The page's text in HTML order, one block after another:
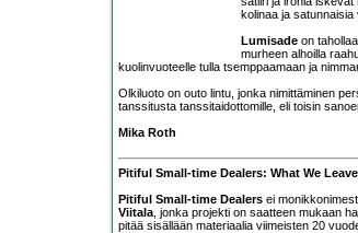
kolinaa ja satunnaisia
Lumisade on
murheen alhoilla
kuolinvuoteelle tulla tsemppaamaan ja
Olkiluoto on outo lintu, jonka nimittäminen
tanssitusta tanssitaidottomille, eli toisin
Mika Roth
Pitiful Small-time Dealers: What We
Pitiful Small-time Dealers ei
Viitala , jonka projekti on saatteen mukaan
pitää sisällään materiaalia viimeisten 20